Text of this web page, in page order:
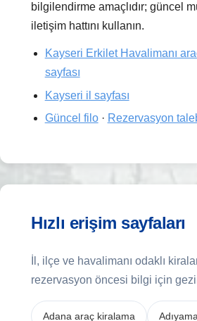
bilgilendirme amaçlıdır; güncel
iletişim hattını kullanın.
Kayseri Erkilet Havalimanı
sayfası
Kayseri il sayfası
Güncel filo· Rezervasyon
Hızlı erişim sayfaları
İl, ilçe ve havalimanı odaklı
rezervasyon öncesi bilgi için
Adana araç kiralama